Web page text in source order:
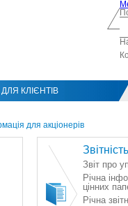
КЛІЄНТІВ
для акціонерів
Звітність
Звіт про
Річна
цінних
Річна